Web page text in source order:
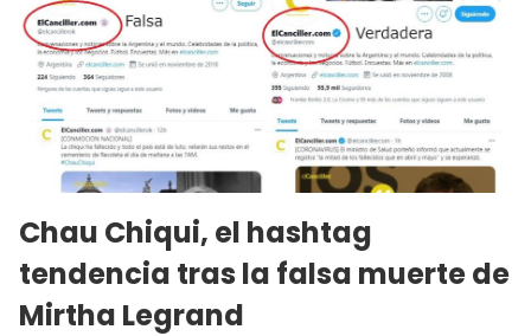
Chau Chiqui, el hashtag
tendencia tras la falsa muerte de
Mirtha Legrand